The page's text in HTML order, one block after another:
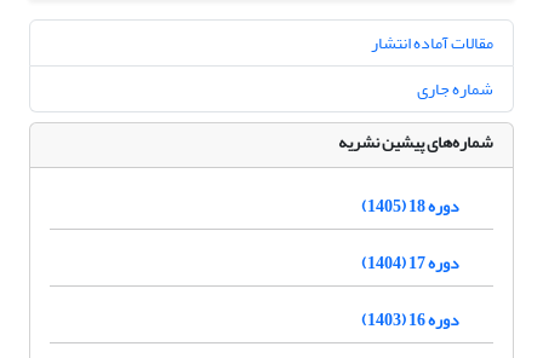
مقالات آماده انتشار
شماره جاری
شماره‌های پیشین نشریه
دوره 18 (1405)
دوره 17 (1404)
دوره 16 (1403)